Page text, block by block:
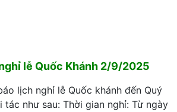
lễ Quốc Khánh 2/9/2025
lịch nghỉ lễ Quốc khánh đến Quý
tác như sau: Thời gian nghỉ: Từ ngày